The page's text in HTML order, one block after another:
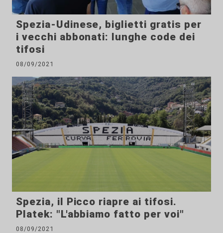
Spezia-Udinese, biglietti gratis per
i vecchi abbonati: lunghe code dei
tifosi
08/09/2021
Spezia, il Picco riapre ai tifosi.
Platek: "L'abbiamo fatto per voi"
08/09/2021